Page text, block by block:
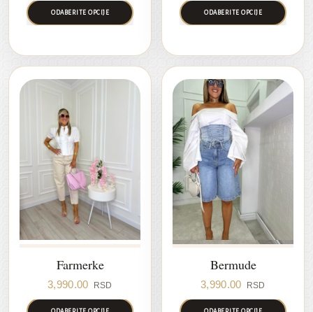
ODABERITE OPCIJE ODABERITE OPCIJE
Farmerke
3,990.00 RSD
Bermude
3,990.00 RSD